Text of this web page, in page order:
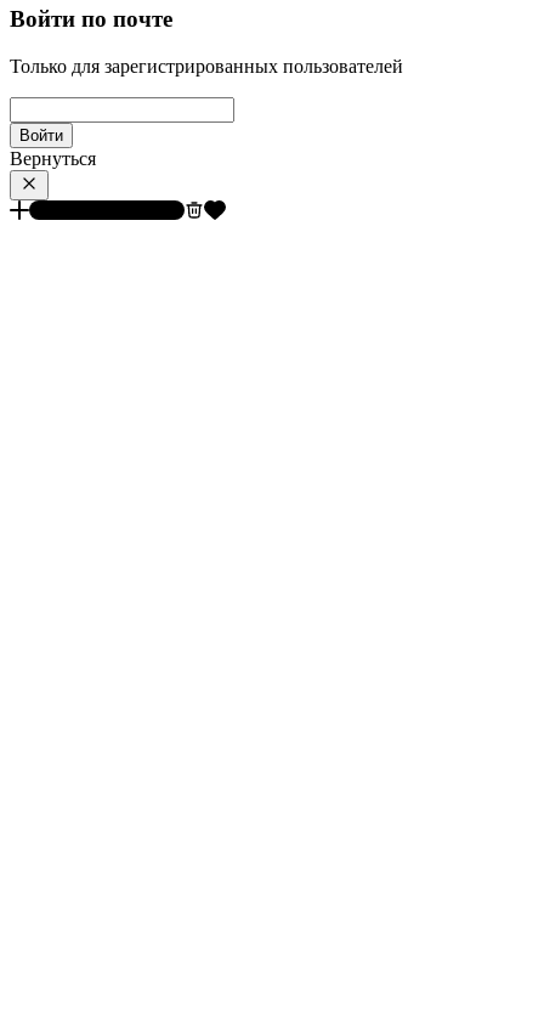
Войти по почте
Только для зарегистрированных пользователей
Войти
Вернуться